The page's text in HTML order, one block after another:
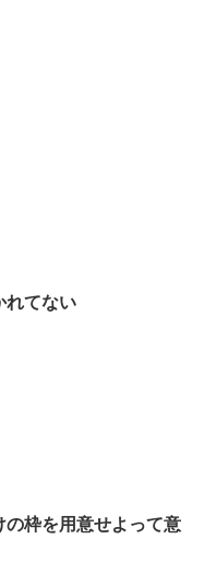
れてない
の枠を用意せよって意